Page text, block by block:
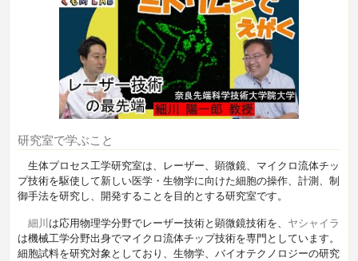
研究室で学ぶこと
生体プロセス工学研究室は、レーザー、顕微鏡、マイクロ流体チッ
プ技術を駆使して新しい医学・生物学に向けた細胞の操作、計測、制
御手法を研究し、開発することを目的とする研究室です。
細川 は応用物理学分野でレーザー技術と顕微鏡技術を、 ヤシャイラ
は機械工学分野出身でマイクロ流体チップ技術を専門としています。
細胞試料を研究対象としており、生物学、バイオテクノロジーの研究